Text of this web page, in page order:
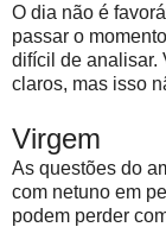
O dia não é
passar o
difícil de analisar.
claros, mas isso
Virgem
As questões do
com netuno em
podem perder